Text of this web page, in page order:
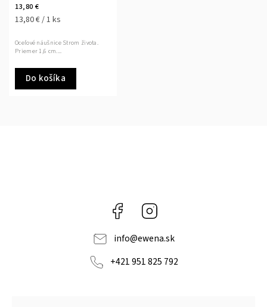
13,80 €
13,80 € / 1 ks
Do košíka
Oceľové náušnice Strom života.
Priemer 1,6 cm....
Facebook
info@ewena.sk
+421 951 825 792